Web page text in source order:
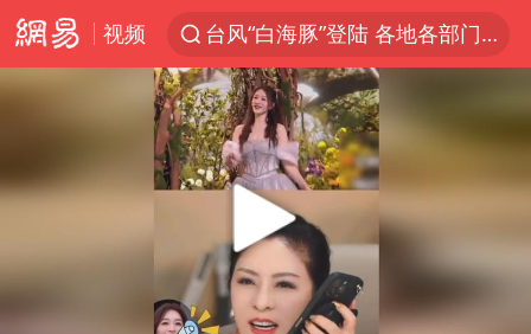
视频
台风“白海豚”登陆 各地各部门全力应对
白海豚雨量超越利奇马、巴威
人形机器人第一股
多地银行上调存款利率
上海地铁4条线路全线停运
白海豚路径图
宇树申购 中一签有望赚20万元